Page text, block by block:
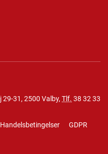
31, 2500 Valby, Tlf. 38 32 33
Handelsbetingelser
GDPR